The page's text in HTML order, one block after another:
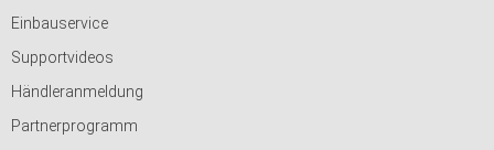
Einbauservice
Supportvideos
Händleranmeldung
Partnerprogramm